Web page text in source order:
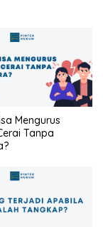
Mengurus
Tanpa